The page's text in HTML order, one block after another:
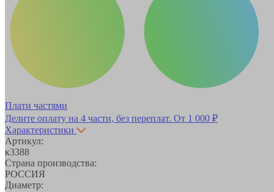
Плати частями
Делите оплату на 4 части, без переплат. От 1 000 ₽
Характеристики
Артикул:
к3388
Страна производства:
РОССИЯ
Диаметр: